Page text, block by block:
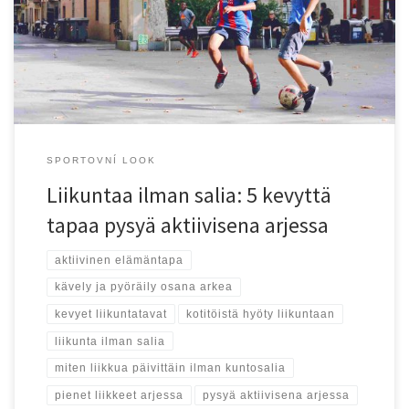
kuluu tietokoneen ääressä ja vapaa-aika valuu sosiaalisen median
tai suoratoistopalveluiden parissa, kehon luontainen tarve liikkua
jää helposti taka-alalle. Samaan aikaan yhä useampi ihminen
haluaa […]
SPORTOVNÍ LOOK
Liikuntaa ilman salia: 5 kevyttä
tapaa pysyä aktiivisena arjessa
aktiivinen elämäntapa
kävely ja pyöräily osana arkea
kevyet liikuntatavat kotitöistä hyöty liikuntaan
liikunta ilman salia
miten liikkua päivittäin ilman kuntosalia
pienet liikkeet arjessa pysyä aktiivisena arjessa